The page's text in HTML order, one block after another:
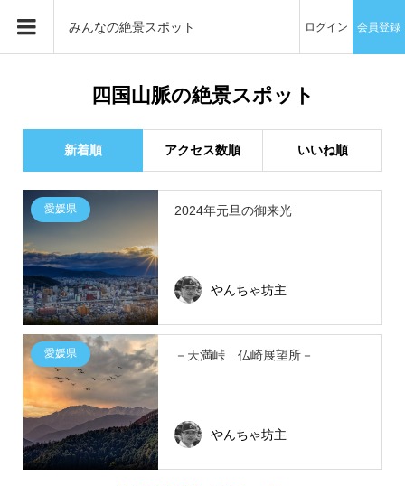
みんなの絶景スポット ログイン 会員登録
四国山脈の絶景スポット
新着順 アクセス数順 いいね順
愛媛県 2024年元旦の御来光
やんちゃ坊主
愛媛県 －天満峠 仏崎展望所－
やんちゃ坊主